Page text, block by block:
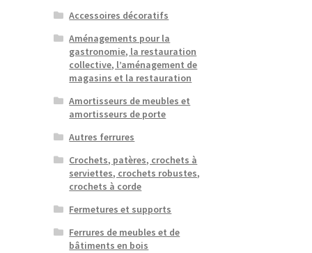
Accessoires décoratifs
Aménagements pour la
gastronomie, la restauration
collective, l’aménagement de
magasins et la restauration
Amortisseurs de meubles et
amortisseurs de porte
Autres ferrures
Crochets, patères, crochets à
serviettes, crochets robustes,
crochets à corde
Fermetures et supports
Ferrures de meubles et de
bâtiments en bois